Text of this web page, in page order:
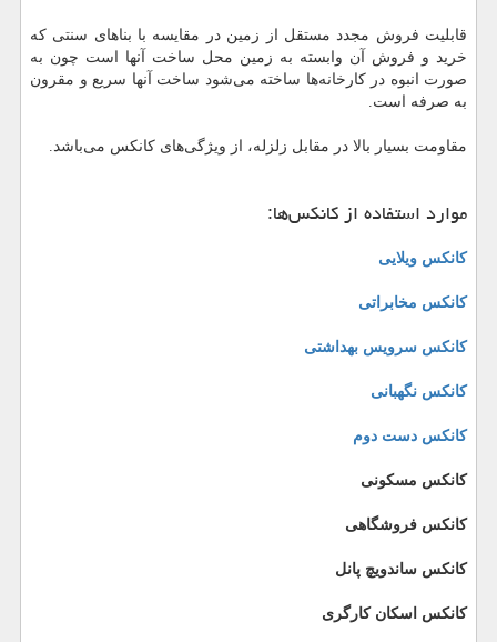
قابلیت فروش مجدد مستقل از زمین در مقایسه با بناهای سنتی که
خرید و فروش آن وابسته به زمین محل ساخت آنها است چون به
صورت انبوه در کارخانه‌ها ساخته می‌شود ساخت آنها سریع و مقرون
به صرفه است.
مقاومت بسیار بالا در مقابل زلزله، از ویژگی‌های کانکس می‌باشد.
موارد استفاده از کانکس‌ها:
کانکس ویلایی
کانکس مخابراتی
کانکس سرویس بهداشتی
کانکس نگهبانی
کانکس دست دوم
کانکس مسکونی
کانکس فروشگاهی
کانکس ساندویچ پانل
کانکس اسکان کارگری